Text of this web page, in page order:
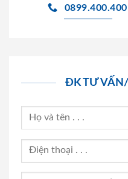
0899.400.400
ĐK TƯ